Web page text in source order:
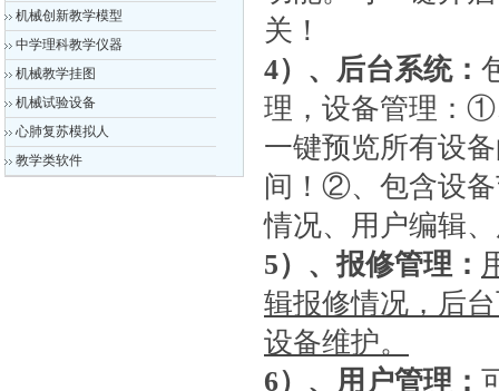
机械创新教学模型
中学理科教学仪器
机械教学挂图
机械试验设备
心肺复苏模拟人
教学类软件
关！
4） 、后台系统：
理，设备管理：①
一键预览所有设
间！②、包含设备
情况、用户编辑
5）、报修管理：
辑报修情况，后
设备维护。
6）、 用户管理：